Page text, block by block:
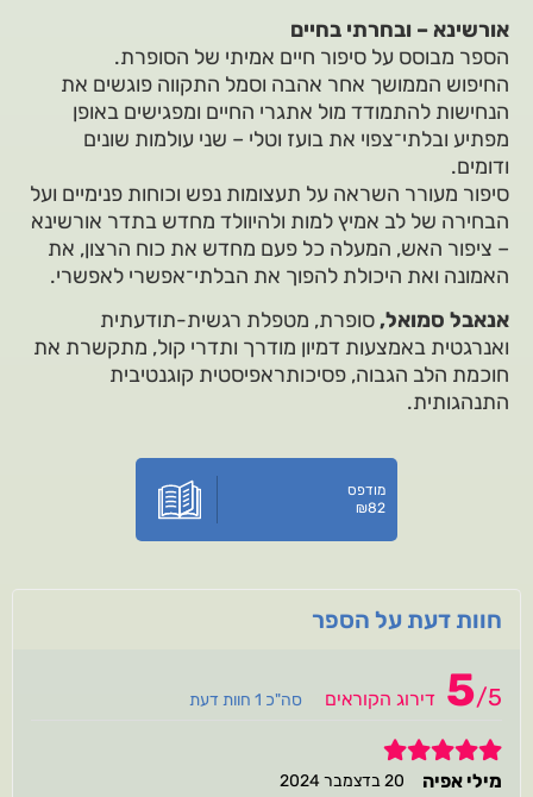
אורשינא – ובחרתי בחיים
הספר מבוסס על סיפור חיים אמיתי של הסופרת.
החיפוש הממושך אחר אהבה וסמל התקווה פוגשים את
הנחישות להתמודד מול אתגרי החיים ומפגישים באופן
מפתיע ובלתי־צפוי את בועז וטלי – שני עולמות שונים
ודומים.
סיפור מעורר השראה על תעצומות נפש וכוחות פנימיים ועל
הבחירה של לב אמיץ למות ולהיוולד מחדש בתדר אורשינא
– ציפור האש, המעלה כל פעם מחדש את כוח הרצון, את
האמונה ואת היכולת להפוך את הבלתי־אפשרי לאפשרי.
אנאבל סמואל,סופרת, מטפלת רגשית-תודעתית
ואנרגטית באמצעות דמיון מודרך ותדרי קול, מתקשרת את
חוכמת הלב הגבוה, פסיכותראפיסטית קוגנטיבית
התנהגותית.
מודפס
₪82
חוות דעת על הספר
5/5 דירוג הקוראים סה"כ 1 חוות דעת
5
מילי אפיה
20 בדצמבר 2024